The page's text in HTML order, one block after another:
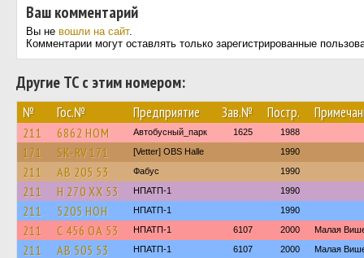
Ваш комментарий
Вы не вошли на сайт.
Комментарии могут оставлять только зарегистрированные
Другие ТС с этим номером:
№ Гос.№ Предприятие Зав.№ Постр.
211 6862 НОМ Автобусный_парк 1625 1988
171 SK-RV 171 [Vetter] OBS Halle 1990
211 АВ 205 53 Фабус 1990
211 Н 270 ХХ 53 НПАТП-1 1990
211 5205 НОН НПАТП-1 1990
211 С 456 ОА 53 НПАТП-1 6107 2000 Малая
211 АВ 505 53 НПАТП-1 6107 2000 Малая